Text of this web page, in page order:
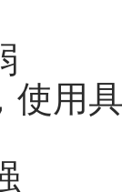
使用